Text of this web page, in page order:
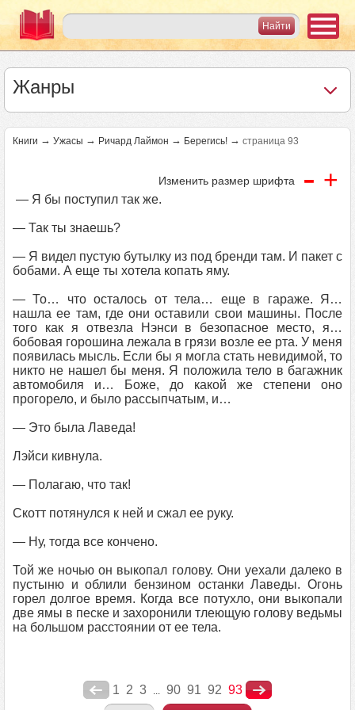
Жанры
Книги → Ужасы → Ричард Лаймон → Берегись! → страница 93
Изменить размер шрифта - +
— Я бы поступил так же.
— Так ты знаешь?
— Я видел пустую бутылку из под бренди там. И пакет с
бобами. А еще ты хотела копать яму.
— То… что осталось от тела… еще в гараже. Я…
нашла ее там, где они оставили свои машины. После
того как я отвезла Нэнси в безопасное место, я…
бобовая горошина лежала в грязи возле ее рта. У меня
появилась мысль. Если бы я могла стать невидимой, то
никто не нашел бы меня. Я положила тело в багажник
автомобиля и… Боже, до какой же степени оно
прогорело, и было рассыпчатым, и…
— Это была Лаведа!
Лэйси кивнула.
— Полагаю, что так!
Скотт потянулся к ней и сжал ее руку.
— Ну, тогда все кончено.
Той же ночью он выкопал голову. Они уехали далеко в
пустыню и облили бензином останки Лаведы. Огонь
горел долгое время. Когда все потухло, они выкопали
две ямы в песке и захоронили тлеющую голову ведьмы
на большом расстоянии от ее тела.
1 2 3 ... 90 91 92 93